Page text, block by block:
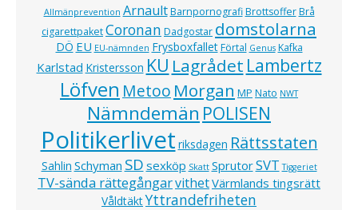
Allmänprevention Arnault Barnpornografi Brottsoffer Brå
cigarettpaketCoronan Dadgostar domstolarna
DÖ EU EU-nämnden Frysboxfallet Förtal Genus Kafka
Karlstad Kristersson KU Lagrådet Lambertz
Löfven Metoo Morgan MP Nato NWT
Nämndemän POLISEN
Politikerlivet riksdagen Rättsstaten
Sahlin Schyman SD sexköp Skatt SprutorSVT Tiggeriet
TV-sända rättegångarvithetVärmlands tingsrätt
VåldtäktYttrandefriheten